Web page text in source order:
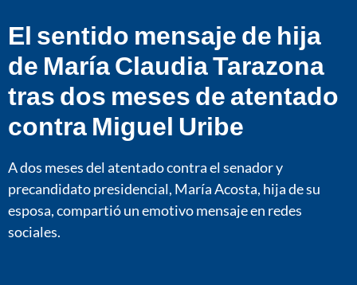
El sentido mensaje de hija
de María Claudia Tarazona
tras dos meses de atentado
contra Miguel Uribe
A dos meses del atentado contra el senador y
precandidato presidencial, María Acosta, hija de su
esposa, compartió un emotivo mensaje en redes
sociales.